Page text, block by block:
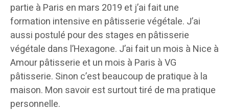
partie à Paris en mars 2019 et j’ai fait une
formation intensive en pâtisserie végétale. J’ai
aussi postulé pour des stages en pâtisserie
végétale dans l’Hexagone. J’ai fait un mois à Nice à
Amour pâtisserie et un mois à Paris à VG
pâtisserie. Sinon c’est beaucoup de pratique à la
maison. Mon savoir est surtout tiré de ma pratique
personnelle.